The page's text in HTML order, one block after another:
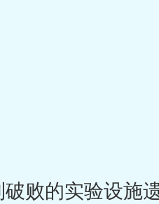
败的实验设施